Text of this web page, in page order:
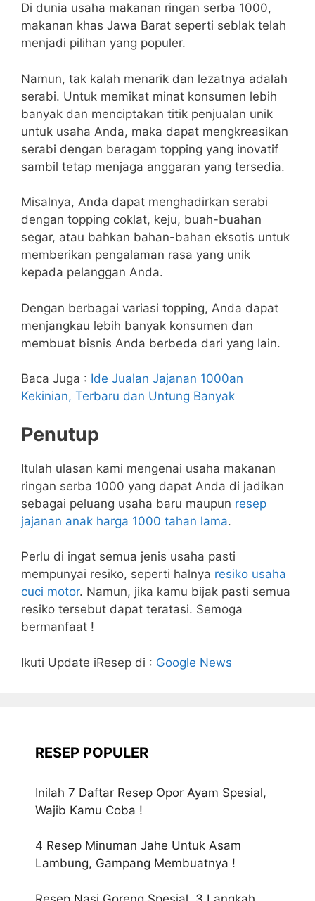
Di dunia usaha makanan ringan serba 1000,
makanan khas Jawa Barat seperti seblak telah
menjadi pilihan yang populer.
Namun, tak kalah menarik dan lezatnya adalah
serabi. Untuk memikat minat konsumen lebih
banyak dan menciptakan titik penjualan unik
untuk usaha Anda, maka dapat mengkreasikan
serabi dengan beragam topping yang inovatif
sambil tetap menjaga anggaran yang tersedia.
Misalnya, Anda dapat menghadirkan serabi
dengan topping coklat, keju, buah-buahan
segar, atau bahkan bahan-bahan eksotis untuk
memberikan pengalaman rasa yang unik
kepada pelanggan Anda.
Dengan berbagai variasi topping, Anda dapat
menjangkau lebih banyak konsumen dan
membuat bisnis Anda berbeda dari yang lain.
Baca Juga : Ide Jualan Jajanan 1000an
Kekinian, Terbaru dan Untung Banyak
Penutup
Itulah ulasan kami mengenai usaha makanan
ringan serba 1000 yang dapat Anda di jadikan
sebagai peluang usaha baru maupun resep
jajanan anak harga 1000 tahan lama.
Perlu di ingat semua jenis usaha pasti
mempunyai resiko, seperti halnya resiko usaha
cuci motor. Namun, jika kamu bijak pasti semua
resiko tersebut dapat teratasi. Semoga
bermanfaat !
Ikuti Update iResep di : Google News
RESEP POPULER
Inilah 7 Daftar Resep Opor Ayam Spesial,
Wajib Kamu Coba !
4 Resep Minuman Jahe Untuk Asam
Lambung, Gampang Membuatnya !